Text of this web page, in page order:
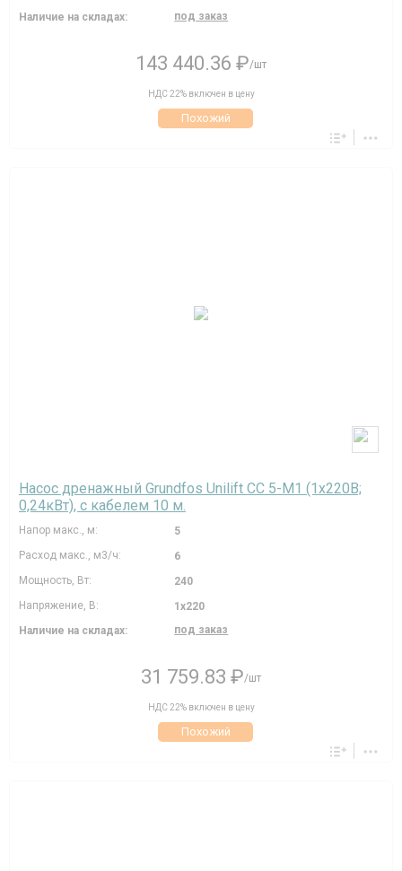
Наличие на складах:
под заказ
143 440.36 ₽/шт
НДС 22% включен в цену
Похожий
Насос дренажный Grundfos Unilift CC 5-M1 (1х220В;
0,24кВт), с кабелем 10 м.
Напор макс., м:
5
Расход макс., м3/ч:
6
Мощность, Вт:
240
Напряжение, В:
1х220
Наличие на складах:
под заказ
31 759.83 ₽/шт
НДС 22% включен в цену
Похожий